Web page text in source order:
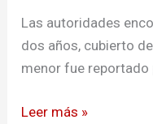
Las autoridades
dos años, cubierto
menor fue reportado
Leer más »